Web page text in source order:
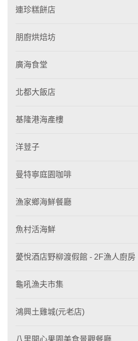
連珍糕餅店
朋廚烘焙坊
廣海食堂
北都大飯店
基隆港海產樓
洋荳子
曼特寧庭園咖啡
漁家鄉海鮮餐廳
魚村活海鮮
薆悅酒店野柳渡假館 - 2F漁人廚房
龜吼漁夫市集
鴻興土雞城(元老店)
八里開心果園美食景觀餐廳